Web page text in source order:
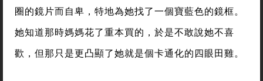
圈的鏡片而自卑，特地為她找了一個寶藍色的鏡框。
她知道那時媽媽花了重本買的，於是不敢說她不喜
歡，但那只是更凸顯了她就是個卡通化的四眼田雞。